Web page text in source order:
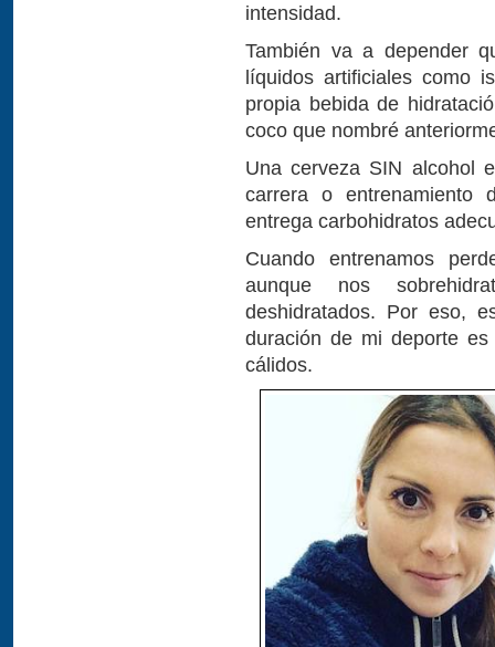
intensidad.
También va a depender
líquidos artificiales como
propia bebida de
coco que nombré
Una cerveza SIN alcohol
carrera o entrenamiento
entrega carbohidratos
Cuando entrenamos
aunque nos
deshidratados. Por eso,
duración de mi deporte
cálidos.